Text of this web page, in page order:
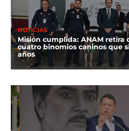
NOTICIAS
Misión cumplida: ANAM retira
cuatro binomios caninos que
años